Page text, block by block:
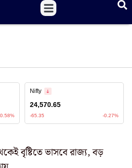
বৃষ্টিতে ভাসবে রাজ্য, বড়